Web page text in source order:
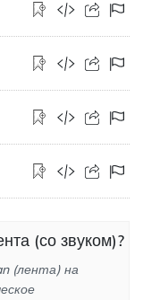
(со звуком)?
(лента) на